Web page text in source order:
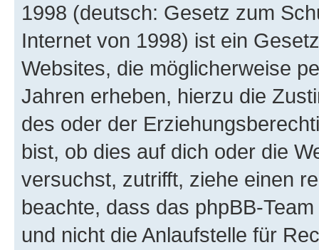
1998 (deutsch: Gesetz zum
Internet von 1998) ist ein
Websites, die möglicherweise
Jahren erheben, hierzu die
des oder der
bist, ob dies auf dich oder die
versuchst, zutrifft, ziehe einen
beachte, dass das phpBB-
und nicht die Anlaufstelle für